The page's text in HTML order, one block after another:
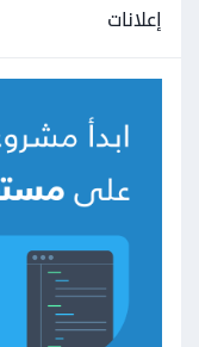
إعلانات